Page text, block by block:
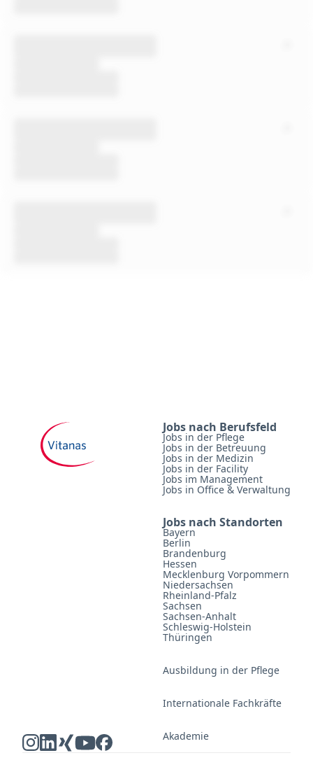
Jobs nach Berufsfeld
Jobs in der Pflege
Jobs in der Betreuung
Jobs in der Medizin
Jobs in der Facility
Jobs im Management
Jobs in Office & Verwaltung
Jobs nach Standorten
Bayern
Berlin
Brandenburg
Hessen
Mecklenburg Vorpommern
Niedersachsen
Rheinland-Pfalz
Sachsen
Sachsen-Anhalt
Schleswig-Holstein
Thüringen
Ausbildung in der Pflege
Internationale Fachkräfte
Akademie